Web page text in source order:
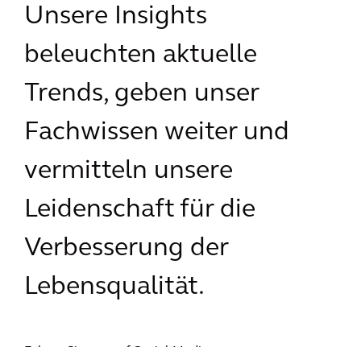
Unsere Insights
beleuchten aktuelle
Trends, geben unser
Fachwissen weiter und
vermitteln unsere
Leidenschaft für die
Verbesserung der
Lebensqualität.